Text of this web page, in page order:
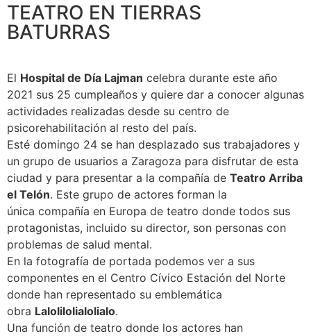
TEATRO EN TIERRAS
BATURRAS
El Hospital de Día Lajman celebra durante este año
2021 sus 25 cumpleaños y quiere dar a conocer algunas
actividades realizadas desde su centro de
psicorehabilitación al resto del país.
Esté domingo 24 se han desplazado sus trabajadores y
un grupo de usuarios a Zaragoza para disfrutar de esta
ciudad y para presentar a la compañía de Teatro Arriba
el Telón. Este grupo de actores forman la
única compañía en Europa de teatro donde todos sus
protagonistas, incluido su director, son personas con
problemas de salud mental.
En la fotografía de portada podemos ver a sus
componentes en el Centro Cívico Estación del Norte
donde han representado su emblemática
obra Lalolilolialolialo.
Una función de teatro donde los actores han